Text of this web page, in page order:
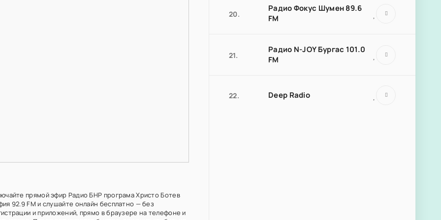
прямой эфир Радио БНР програма Христо Ботев
92.9 FM и слушайте онлайн бесплатно — без
и приложений, прямо в браузере на телефоне и
20.
Радио Фокус Шумен 89.6
FM
21.
Радио N-JOY Бургас 101.0
FM
22. Deep Radio